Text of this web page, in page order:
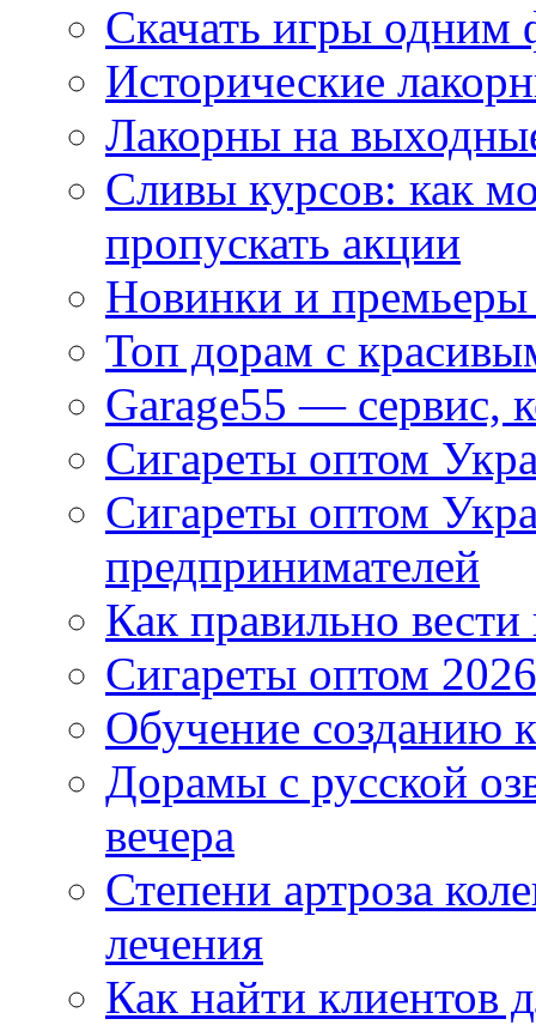
Скачать игры одним
Исторические
Лакорны на
Сливы курсов: как
пропускать акции
Новинки и
Топ дорам с
Garage55 — сервис,
Сигареты оптом
Сигареты оптом
предпринимателей
Как правильно
Сигареты оптом
Обучение созданию
Дорамы с русской
вечера
Степени артроза
лечения
Как найти клиентов